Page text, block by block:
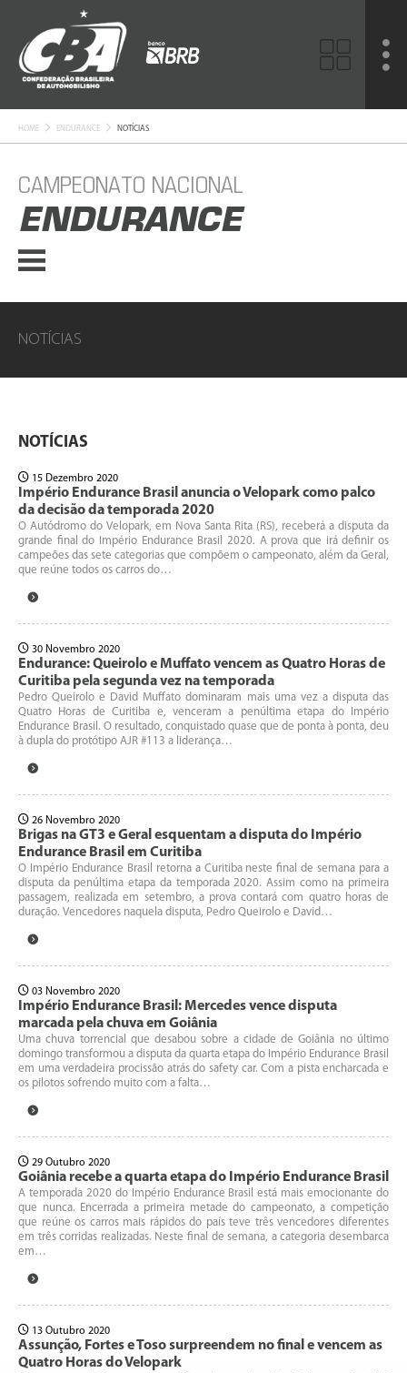
HOME ENDURANCE NOTÍCIAS
CAMPEONATO NACIONAL
ENDURANCE
NOTÍCIAS
NOTÍCIAS
15 Dezembro 2020
Império Endurance Brasil anuncia o Velopark como palco
da decisão da temporada 2020
O Autódromo do Velopark, em Nova Santa Rita (RS), receberá a disputa da
grande final do Império Endurance Brasil 2020. A prova que irá definir os
campeões das sete categorias que compõem o campeonato, além da Geral,
que reúne todos os carros do…
30 Novembro 2020
Endurance: Queirolo e Muffato vencem as Quatro Horas de
Curitiba pela segunda vez na temporada
Pedro Queirolo e David Muffato dominaram mais uma vez a disputa das
Quatro Horas de Curitiba e, venceram a penúltima etapa do Império
Endurance Brasil. O resultado, conquistado quase que de ponta à ponta, deu
à dupla do protótipo AJR #113 a liderança…
26 Novembro 2020
Brigas na GT3 e Geral esquentam a disputa do Império
Endurance Brasil em Curitiba
O Império Endurance Brasil retorna a Curitiba neste final de semana para a
disputa da penúltima etapa da temporada 2020. Assim como na primeira
passagem, realizada em setembro, a prova contará com quatro horas de
duração. Vencedores naquela disputa, Pedro Queirolo e David…
03 Novembro 2020
Império Endurance Brasil: Mercedes vence disputa
marcada pela chuva em Goiânia
Uma chuva torrencial que desabou sobre a cidade de Goiânia no último
domingo transformou a disputa da quarta etapa do Império Endurance Brasil
em uma verdadeira procissão atrás do safety car. Com a pista encharcada e
os pilotos sofrendo muito com a falta…
29 Outubro 2020
Goiânia recebe a quarta etapa do Império Endurance Brasil
A temporada 2020 do Império Endurance Brasil está mais emocionante do
que nunca. Encerrada a primeira metade do campeonato, a competição
que reúne os carros mais rápidos do país teve três vencedores diferentes
em três corridas realizadas. Neste final de semana, a categoria desembarca
em…
13 Outubro 2020
Assunção, Fortes e Toso surpreendem no final e vencem as
Quatro Horas do Velopark